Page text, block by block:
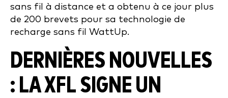
sans fil à distance et a obtenu à ce jour plus
de 200 brevets pour sa technologie de
recharge sans fil WattUp.
DERNIÈRES NOUVELLES
: LA XFL SIGNE UN